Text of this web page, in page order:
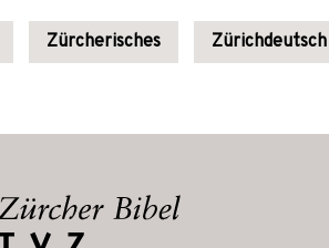
Zürcherisches Zürichdeutsch